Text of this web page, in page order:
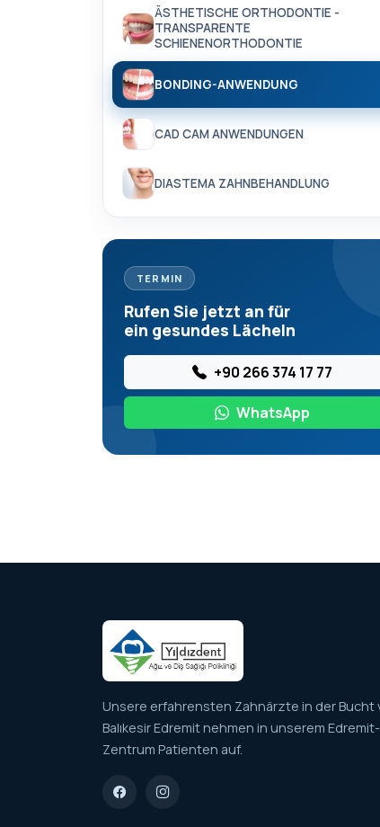
ÄSTHETISCHE ORTHODONTIE -
TRANSPARENTE
SCHIENENORTHODONTIE
BONDING-ANWENDUNG
CAD CAM ANWENDUNGEN
DIASTEMA ZAHNBEHANDLUNG
TERMIN
Rufen Sie jetzt an für
ein gesundes Lächeln
+90 266 374 17 77
WhatsApp
Unsere erfahrensten Zahnärzte in der Bucht
Balıkesir Edremit nehmen in unserem Edremit-
Zentrum Patienten auf.